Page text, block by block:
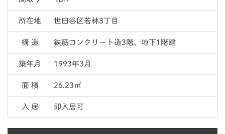
所在地 世田谷区若林3丁目
構 造 鉄筋コンクリート造3階、地下1階建
築年月 1993年3月
面 積 26.23㎡
入 居 即入居可